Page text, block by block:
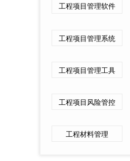
工程项目管理软件
工程项目管理系统
工程项目管理工具
工程项目风险管控
工程材料管理